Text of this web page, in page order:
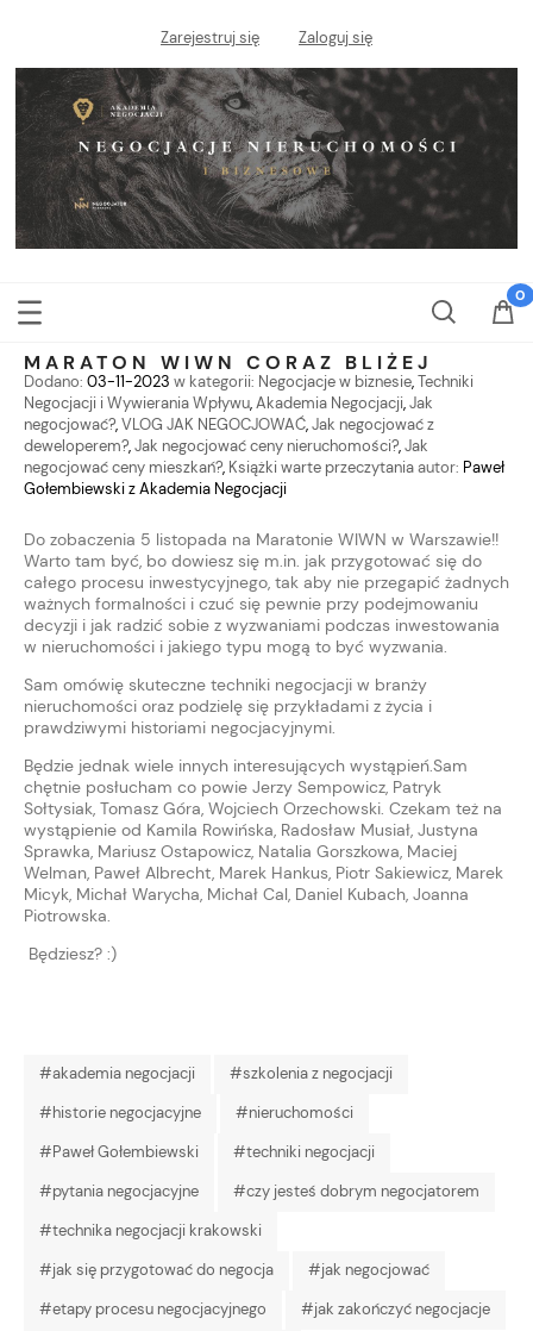
Zarejestruj się Zaloguj się
MARATON WIWN CORAZ BLIŻEJ
Dodano: 03-11-2023 w kategorii: Negocjacje w biznesie,Techniki
Negocjacji i Wywierania Wpływu,Akademia Negocjacji,Jak
negocjować?,VLOG JAK NEGOCJOWAĆ,Jak negocjować z
deweloperem?,Jak negocjować ceny nieruchomości?,Jak
negocjować ceny mieszkań?, Książki warte przeczytaniaautor: Paweł
Gołembiewski z Akademia Negocjacji
Do zobaczenia 5 listopada na Maratonie WIWN w Warszawie!!
Warto tam być, bo dowiesz się m.in. jak przygotować się do
całego procesu inwestycyjnego, tak aby nie przegapić żadnych
ważnych formalności i czuć się pewnie przy podejmowaniu
decyzji i jak radzić sobie z wyzwaniami podczas inwestowania
w nieruchomości i jakiego typu mogą to być wyzwania.
Sam omówię skuteczne techniki negocjacji w branży
nieruchomości oraz podzielę się przykładami z życia i
prawdziwymi historiami negocjacyjnymi.
Będzie jednak wiele innych interesujących wystąpień.Sam
chętnie posłucham co powie Jerzy Sempowicz, Patryk
Sołtysiak, Tomasz Góra, Wojciech Orzechowski. Czekam też na
wystąpienie od Kamila Rowińska, Radosław Musiał, Justyna
Sprawka, Mariusz Ostapowicz, Natalia Gorszkowa, Maciej
Welman, Paweł Albrecht, Marek Hankus, Piotr Sakiewicz, Marek
Micyk, Michał Warycha, Michał Cal, Daniel Kubach, Joanna
Piotrowska.
Będziesz? :)
#akademia negocjacji
#szkolenia z negocjacji
#historie negocjacyjne
#nieruchomości
#Paweł Gołembiewski
#techniki negocjacji
#pytania negocjacyjne
#czy jesteś dobrym negocjatorem
#technika negocjacji krakowski
#jak się przygotować do negocja
#jak negocjować
#etapy procesu negocjacyjnego
#jak zakończyć negocjacje